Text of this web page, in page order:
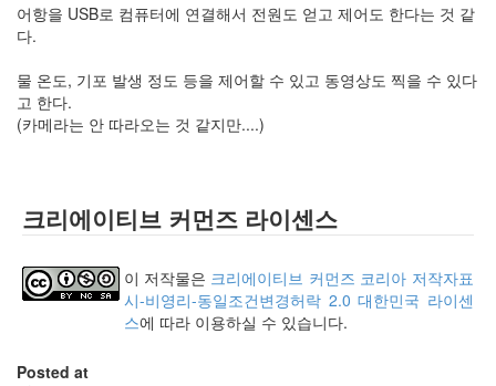
어항을 USB로 컴퓨터에 연결해서 전원도 얻고 제어도 한다는 것 같
다.
물 온도, 기포 발생 정도 등을 제어할 수 있고 동영상도 찍을 수 있다
고 한다.
(카메라는 안 따라오는 것 같지만....)
크리에이티브 커먼즈 라이센스
이 저작물은 크리에이티브 커먼즈 코리아 저작자표
시-비영리-동일조건변경허락 2.0 대한민국 라이센
스에 따라 이용하실 수 있습니다.
Posted at